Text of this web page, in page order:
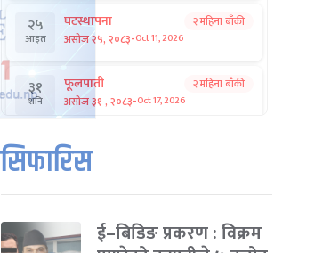
२५
आइत
घटस्थापना
असोज २५, २०८३-Oct 11, 2026
२ महिना बाँकी
३१
शनि
फूलपाती
असोज ३१ , २०८३-Oct 17, 2026
२ महिना बाँकी
१
आइत
कार्तिक सङ्क्रान्ति
कार्तिक १, २०८३
मंगल कार्तिक ३, २०८३-Oct 20, 2026
सिफारिस
ई–बिडिङ प्रकरण : विक्रम